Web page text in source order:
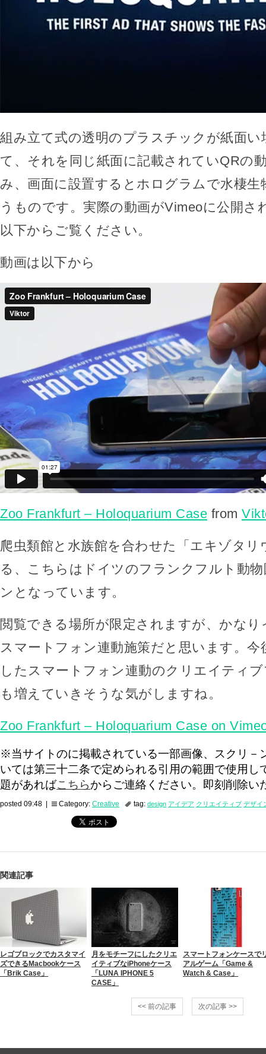
組み立て式の透明のプラスチックが紙面い
て、それを同じ紙面に記載されていQRの
み、画面に設置するとホログラムで水棲
うものです。実際の動画がVimeoに公開さ
以下からご覧ください。
動画は以下から
Zoo Frankfurt – Holoquarium Case from
爬虫類館と水族館を合わせた「エキゾタリ
る、こちらはドイツのフランクフルト動
ンとなっています。
閲覧できる場所が限定されますが、かな
スマートフォン連動施策だと思います。今
したスマートフォン連動のクリエイティ
も増えていきそうな気がしますね。
Zoo Frankfurt – Holoquarium Case on
※当サイトのに掲載されている一部画像、スクリ－
いては第三十二条で定められる引用の範囲で使用し
題があればこちらからご連絡ください。即刻削除い
posted 09:48 | Category: Creative tag: design アイデア クリエイティブ デザイ
関連記事
レゴブロックでカスタマイ
ズできるMacbookケース
「Brik Case」
月をモチーフにしたクリエ
イティブなiPhoneケース
「LUNA IPHONE 5
CASE」
スマートフォンケースで
アルゲーム「Game &
Watch & Case」
<< 前の記事 次の記事 >>